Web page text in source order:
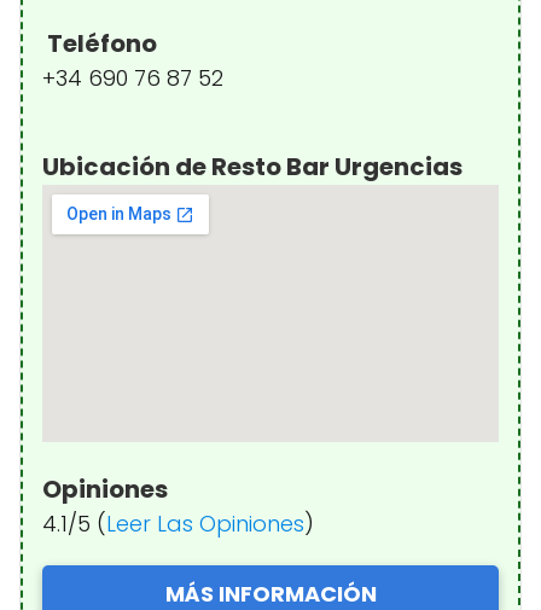
Teléfono
+34 690 76 87 52
Ubicación de Resto Bar Urgencias
Opiniones
4.1/5 (Leer Las Opiniones)
MÁS INFORMACIÓN